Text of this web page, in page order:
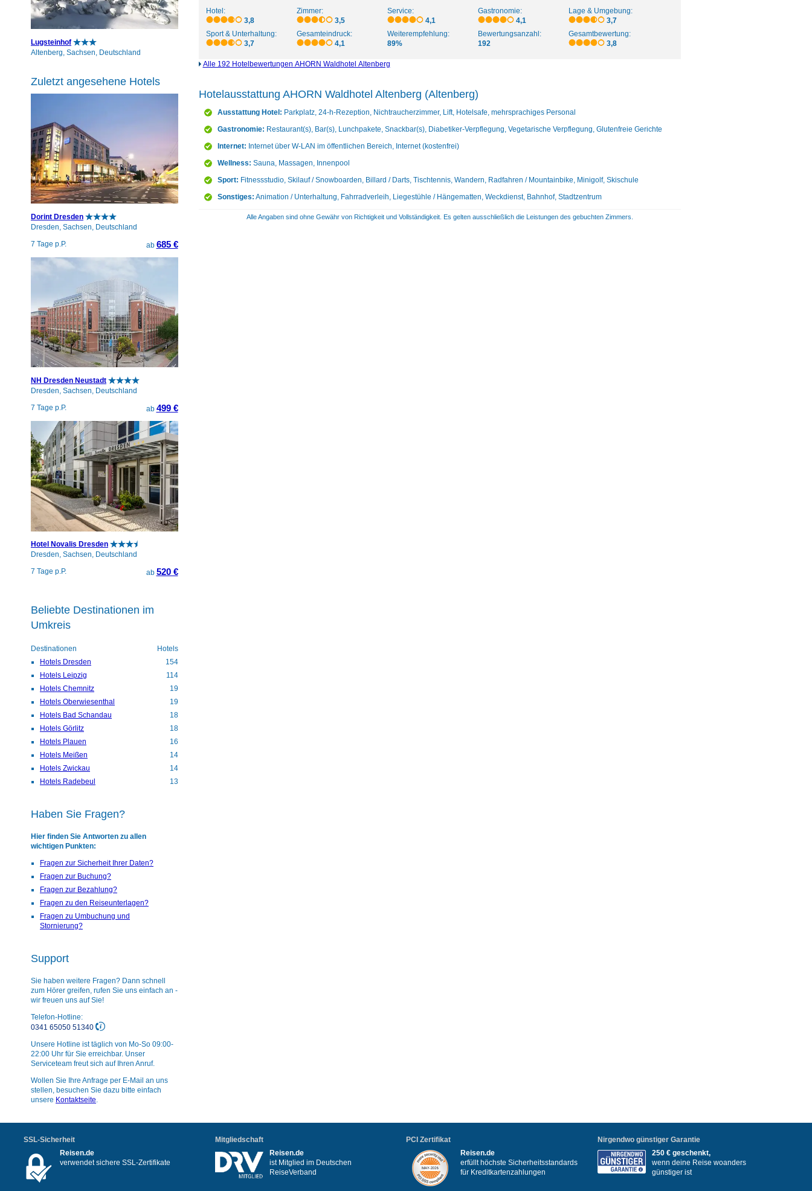
Hotel:
3,8
Zimmer:
3,5
Service:
4,1
Gastronomie:
4,1
Lage & Umgebung:
3,7
Sport & Unterhaltung:
3,7
Gesamteindruck:
4,1
Weiterempfehlung:
89%
Bewertungsanzahl:
192
Gesamtbewertung:
3,8
Alle 192 Hotelbewertungen AHORN Waldhotel Altenberg
Hotelausstattung AHORN Waldhotel Altenberg (Altenberg)
Ausstattung Hotel: Parkplatz, 24-h-Rezeption, Nichtraucherzimmer, Lift, Hotelsafe, mehrsprachiges Personal
Gastronomie: Restaurant(s), Bar(s), Lunchpakete, Snackbar(s), Diabetiker-Verpflegung, Vegetarische Verpflegung, Glutenfreie Gerichte
Internet: Internet über W-LAN im öffentlichen Bereich, Internet (kostenfrei)
Wellness: Sauna, Massagen, Innenpool
Sport: Fitnessstudio, Skilauf / Snowboarden, Billard / Darts, Tischtennis, Wandern, Radfahren / Mountainbike, Minigolf, Skischule
Sonstiges: Animation / Unterhaltung, Fahrradverleih, Liegestühle / Hängematten, Weckdienst, Bahnhof, Stadtzentrum
Alle Angaben sind ohne Gewähr von Richtigkeit und Vollständigkeit. Es gelten ausschließlich die Leistungen des gebuchten Zimmers.
Lugsteinhof
Altenberg, Sachsen, Deutschland
Zuletzt angesehene Hotels
Dorint Dresden
Dresden, Sachsen, Deutschland
7 Tage p.P.
ab 685 €
NH Dresden Neustadt
Dresden, Sachsen, Deutschland
7 Tage p.P.
ab 499 €
Hotel Novalis Dresden
Dresden, Sachsen, Deutschland
7 Tage p.P.
ab 520 €
Beliebte Destinationen im
Umkreis
Destinationen
Hotels
Hotels Dresden
154
Hotels Leipzig
114
Hotels Chemnitz
19
Hotels Oberwiesenthal
19
Hotels Bad Schandau
18
Hotels Görlitz
18
Hotels Plauen
16
Hotels Meißen
14
Hotels Zwickau
14
Hotels Radebeul
13
Haben Sie Fragen?
Hier finden Sie Antworten zu allen
wichtigen Punkten:
Fragen zur Sicherheit Ihrer Daten?
Fragen zur Buchung?
Fragen zur Bezahlung?
Fragen zu den Reiseunterlagen?
Fragen zu Umbuchung und
Stornierung?
Support
Sie haben weitere Fragen? Dann schnell
zum Hörer greifen, rufen Sie uns einfach an -
wir freuen uns auf Sie!
Telefon-Hotline:
0341 65050 51340
Unsere Hotline ist täglich von Mo-So 09:00-
22:00 Uhr für Sie erreichbar. Unser
Serviceteam freut sich auf Ihren Anruf.
Wollen Sie Ihre Anfrage per E-Mail an uns
stellen, besuchen Sie dazu bitte einfach
unsere Kontaktseite.
SSL-Sicherheit
Reisen.de
verwendet sichere SSL-Zertifikate
Mitgliedschaft
Reisen.de
ist Mitglied im Deutschen
ReiseVerband
PCI Zertifikat
Reisen.de
erfüllt höchste Sicherheitsstandards
für Kreditkartenzahlungen
Nirgendwo günstiger Garantie
250 € geschenkt,
wenn deine Reise woanders
günstiger ist